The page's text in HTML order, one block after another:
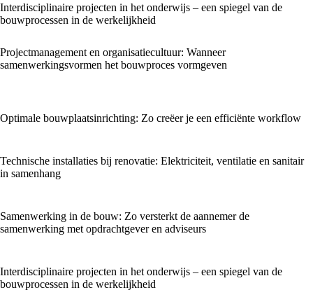
Interdisciplinaire projecten in het onderwijs – een spiegel van de
bouwprocessen in de werkelijkheid
Projectmanagement en organisatiecultuur: Wanneer
samenwerkingsvormen het bouwproces vormgeven
Optimale bouwplaatsinrichting: Zo creëer je een efficiënte workflow
Technische installaties bij renovatie: Elektriciteit, ventilatie en sanitair
in samenhang
Samenwerking in de bouw: Zo versterkt de aannemer de
samenwerking met opdrachtgever en adviseurs
Interdisciplinaire projecten in het onderwijs – een spiegel van de
bouwprocessen in de werkelijkheid